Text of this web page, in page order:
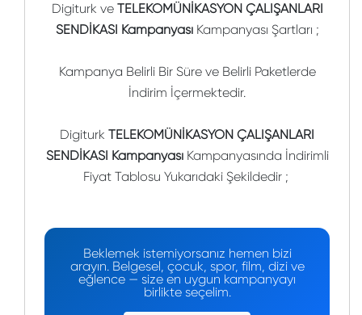
Digiturk ve TELEKOMÜNİKASYON ÇALIŞANLARI
SENDİKASI KampanyasıKampanyası Şartları ;
Kampanya Belirli Bir Süre ve Belirli Paketlerde
İndirim İçermektedir.
Digiturk TELEKOMÜNİKASYON ÇALIŞANLARI
SENDİKASI KampanyasıKampanyasında İndirimli
Fiyat Tablosu Yukarıdaki Şekildedir ;
Beklemek istemiyorsanız hemen bizi
arayın. Belgesel, çocuk, spor, film, dizi ve
eğlence — size en uygun kampanyayı
birlikte seçelim.